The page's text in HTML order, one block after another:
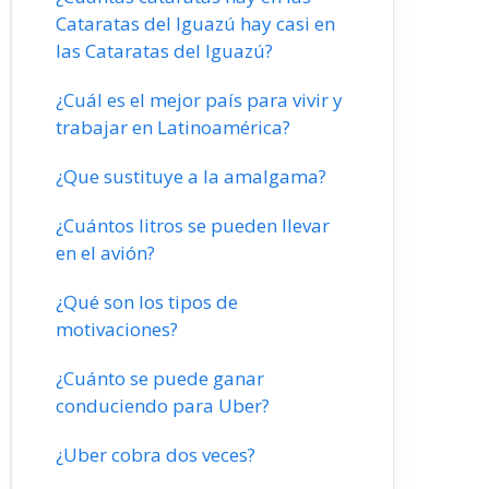
Cataratas del Iguazú hay casi en
las Cataratas del Iguazú?
¿Cuál es el mejor país para vivir y
trabajar en Latinoamérica?
¿Que sustituye a la amalgama?
¿Cuántos litros se pueden llevar
en el avión?
¿Qué son los tipos de
motivaciones?
¿Cuánto se puede ganar
conduciendo para Uber?
¿Uber cobra dos veces?